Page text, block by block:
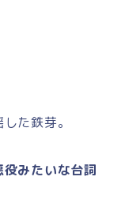
た鉄芽。
みたいな台詞